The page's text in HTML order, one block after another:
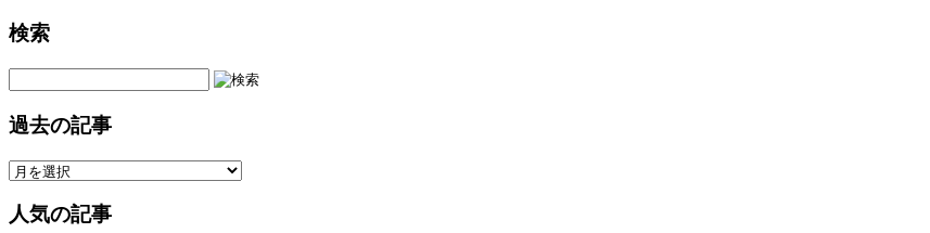
検索
過去の記事
人気の記事